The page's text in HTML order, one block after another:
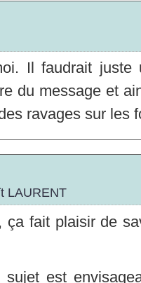
Il faudrait juste
du message et
ravages sur les
LAURENT
ça fait plaisir de
sujet est